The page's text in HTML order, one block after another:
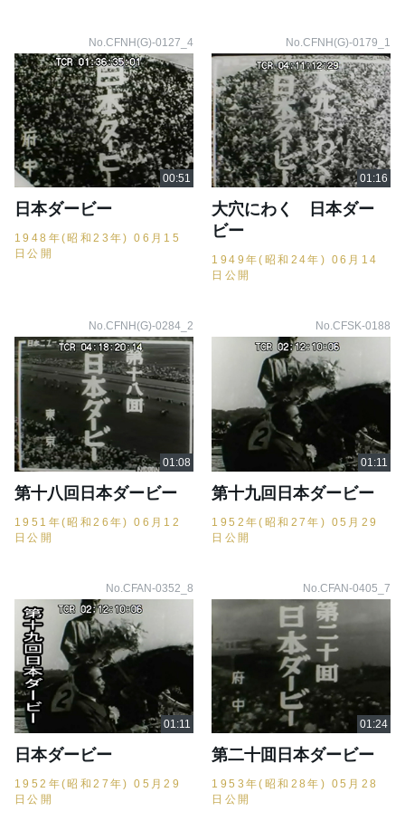
No.CFNH(G)-0127_4
日本ダービー
1948年(昭和23年) 06月15
日公開
No.CFNH(G)-0179_1
大穴にわく 日本ダー
ビー
1949年(昭和24年) 06月14
日公開
No.CFNH(G)-0284_2
第十八回日本ダービー
1951年(昭和26年) 06月12
日公開
No.CFSK-0188
第十九回日本ダービー
1952年(昭和27年) 05月29
日公開
No.CFAN-0352_8
日本ダービー
1952年(昭和27年) 05月29
日公開
No.CFAN-0405_7
第二十囬日本ダービー
1953年(昭和28年) 05月28
日公開